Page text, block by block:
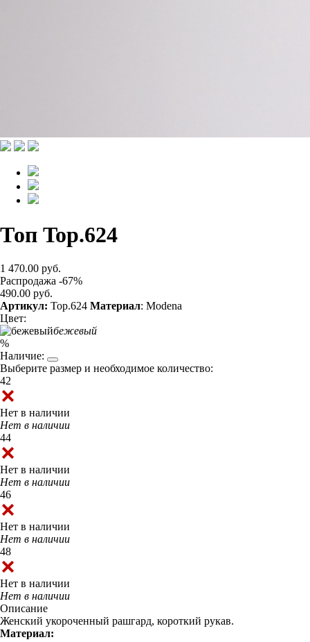
Топ Top.624
1 470.00 руб.
Распродажа -67%
490.00 руб.
Артикул: Top.624 Материал: Modena
Цвет:
бежевый
%
Наличие:
Выберите размер и необходимое количество:
42
Нет в наличии
Нет в наличии
44
Нет в наличии
Нет в наличии
46
Нет в наличии
Нет в наличии
48
Нет в наличии
Нет в наличии
Описание
Женский укороченный рашгард, короткий рукав.
Материал: